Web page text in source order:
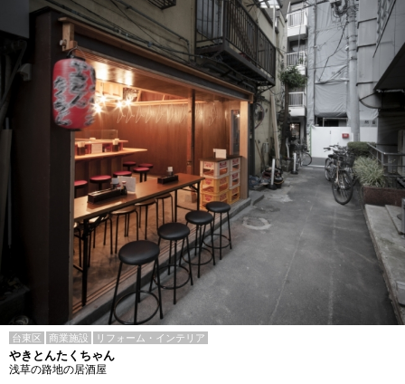
台東区 商業施設 リフォーム・インテリア
やきとんたくちゃん
浅草の路地の居酒屋